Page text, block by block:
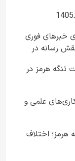
خبرهای فوری
رسانه در
تنگه هرمز در
علمی و
هرمز؛ اختلاف